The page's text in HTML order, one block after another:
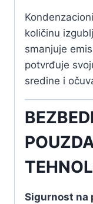
količinu
smanjuje
potvrđuje
sredine i
Sigurnost na